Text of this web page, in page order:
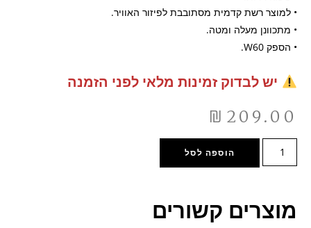
• למוצר רשת קדמית מסתובבת לפיזור האוויר.
• מתכוונן מעלה ומטה.
• הספק W60.
יש לבדוק זמינות מלאי לפני הזמנה
₪ 209.00
הוספה לסל
מוצרים קשורים